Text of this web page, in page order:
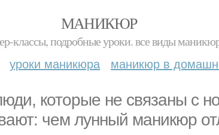
МАНИКЮР
классы, подробные уроки. все виды
уроки маникюра маникюр в
которые не связаны с
чем лунный маникюр